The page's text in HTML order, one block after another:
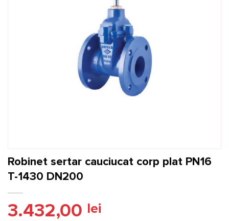
Robinet sertar cauciucat corp plat PN16
T-1430 DN200
3.432,00 lei